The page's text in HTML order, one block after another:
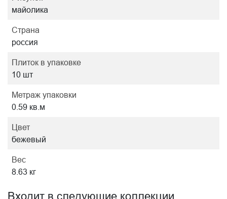
майолика
Страна
россия
Плиток в упаковке
10 шт
Метраж упаковки
0.59 кв.м
Цвет
бежевый
Вес
8.63 кг
Входит в следующие коллекции